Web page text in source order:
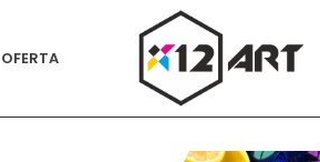
OFERTA